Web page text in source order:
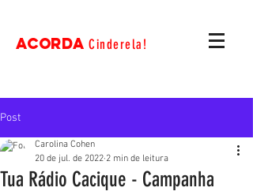
ACORDACinderela!
Post
Tua Rádio Cacique - Campanha
Carolina Cohen
20 de jul. de 2022 2 min de leitura